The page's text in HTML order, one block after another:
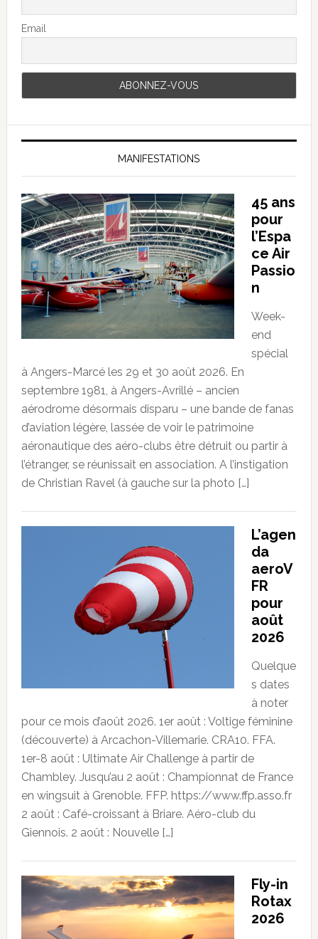
Email
MANIFESTATIONS
45 ans
pour
l’Espa
ce Air
Passio
n
Week-
end
spécial
à Angers-Marcé les 29 et 30 août 2026. En
septembre 1981, à Angers-Avrillé – ancien
aérodrome désormais disparu – une bande de fanas
d’aviation légère, lassée de voir le patrimoine
aéronautique des aéro-clubs être détruit ou partir à
l’étranger, se réunissait en association. A l’instigation
de Christian Ravel (à gauche sur la photo […]
L’agen
da
aeroV
FR
pour
août
2026
Quelque
s dates
à noter
pour ce mois d’août 2026. 1er août : Voltige féminine
(découverte) à Arcachon-Villemarie. CRA10. FFA.
1er-8 août : Ultimate Air Challenge à partir de
Chambley. Jusqu’au 2 août : Championnat de France
en wingsuit à Grenoble. FFP. https://www.ffp.asso.fr
2 août : Café-croissant à Briare. Aéro-club du
Giennois. 2 août : Nouvelle […]
Fly-in
Rotax
2026